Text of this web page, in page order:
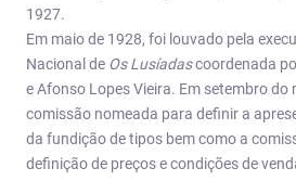
1927.
Em maio de 1928, foi louvado pela
Nacional de Os Lusíadascoordenada
e Afonso Lopes Vieira. Em setembro do
comissão nomeada para definir a
da fundição de tipos bem como a
definição de preços e condições de